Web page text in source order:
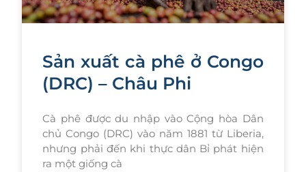
Sản xuất cà phê ở Congo
(DRC) – Châu Phi
Cà phê được du nhập vào Cộng hòa Dân
chủ Congo (DRC) vào năm 1881 từ Liberia,
nhưng phải đến khi thực dân Bỉ phát hiện
ra một giống cà